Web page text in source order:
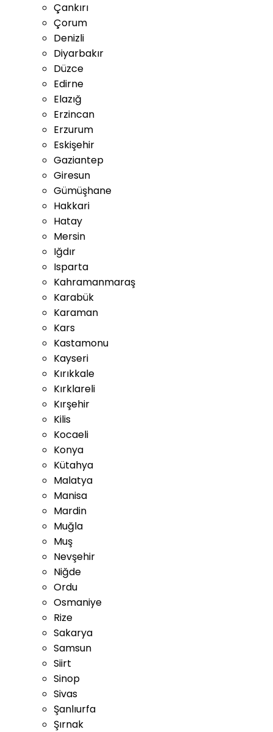
Çankırı
Çorum
Denizli
Diyarbakır
Düzce
Edirne
Elazığ
Erzincan
Erzurum
Eskişehir
Gaziantep
Giresun
Gümüşhane
Hakkari
Hatay
Mersin
Iğdır
Isparta
Kahramanmaraş
Karabük
Karaman
Kars
Kastamonu
Kayseri
Kırıkkale
Kırklareli
Kırşehir
Kilis
Kocaeli
Konya
Kütahya
Malatya
Manisa
Mardin
Muğla
Muş
Nevşehir
Niğde
Ordu
Osmaniye
Rize
Sakarya
Samsun
Siirt
Sinop
Sivas
Şanlıurfa
Şırnak